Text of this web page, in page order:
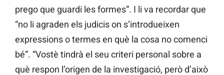
prego que guardi les formes”. I li va recordar que
“no li agraden els judicis on s’introdueixen
expressions o termes en què la cosa no comenci
bé”. “Vostè tindrà el seu criteri personal sobre a
què respon l’origen de la investigació, però d’això